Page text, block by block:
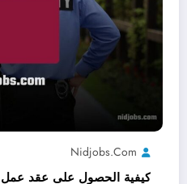
Nidjobs.com
كيفية الحصول على عقد